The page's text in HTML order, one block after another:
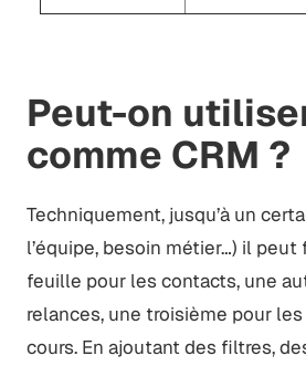
Peut-on
comme CRM ?
Techniquement, jusqu’à un
l’équipe, besoin métier…) il peut
feuille pour les contacts, une
relances, une troisième pour
cours. En ajoutant des filtres,